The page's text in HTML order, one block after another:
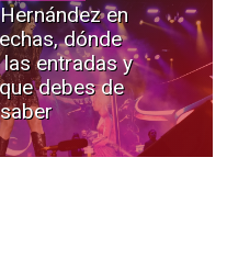
en
dónde
entradas y
debes de
saber